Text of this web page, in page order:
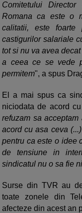
Comitetului
Romana ca este o
calitatii, este foarte
castigurilor salariale
tot si nu va avea
a ceea ce se vede
permitem", a spus
El a mai spus ca
niciodata de acord
refuzam sa
acord cu asa ceva
pentru ca este o idee
de tensiune in
sindicatul nu o sa fie
Surse din TVR au
toate zonele din
afecteze din acest an